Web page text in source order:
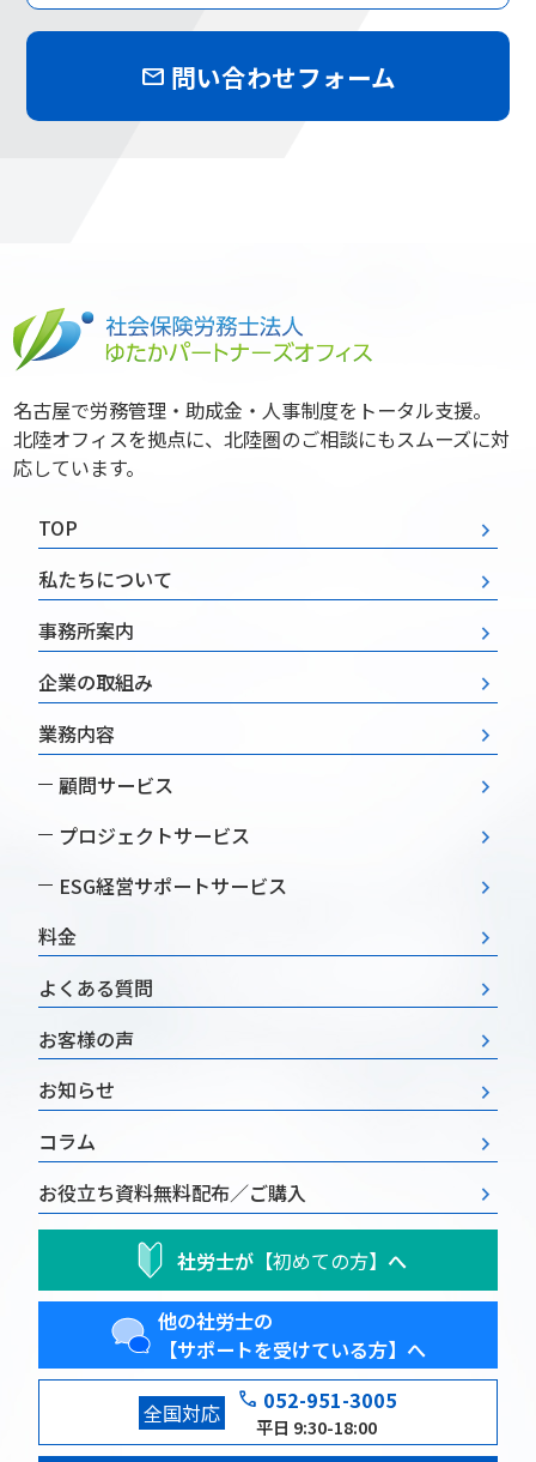
mail 問い合わせフォーム
名古屋で労務管理・助成金・人事制度をトータル支援。
北陸オフィスを拠点に、北陸圏のご相談にもスムーズに対
応しています。
TOP
私たちについて
事務所案内
企業の取組み
業務内容
顧問サービス
プロジェクトサービス
ESG経営サポートサービス
料金
よくある質問
お客様の声
お知らせ
コラム
お役立ち資料無料配布／ご購入
社労士が【初めての方】 へ
他の社労士の
【サポートを受けている方】へ
全国対応 phone 052-951-3005
平日 9:30-18:00